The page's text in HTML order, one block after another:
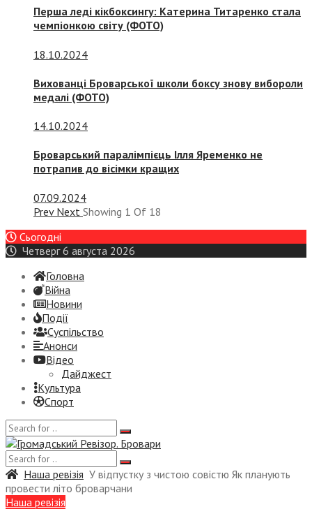
Перша леді кікбоксингу: Катерина Титаренко стала
чемпіонкою світу (ФОТО)
18.10.2024
Вихованці Броварської школи боксу знову вибороли
медалі (ФОТО)
14.10.2024
Броварський паралімпієць Ілля Яременко не
потрапив до вісімки кращих
07.09.2024
Prev Next Showing 1 Of 18
Сьогодні
Четверг 6 августа 2026
Головна
Війна
Новини
Події
Суспiльство
Анонси
Відео
Дайджест
Культура
Спорт
Наша ревізія У відпустку з чистою совістю Як планують
провести літо броварчани
Наша ревізія